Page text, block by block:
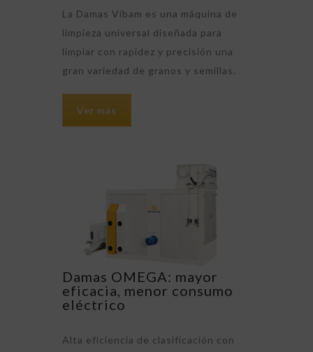
La Damas Vibam es una máquina de
limpieza universal diseñada para
limpiar con rapidez y precisión una
gran variedad de granos y semillas.
Ver más
Damas OMEGA: mayor
eficacia, menor consumo
eléctrico
Alta eficiencia de clasificación con